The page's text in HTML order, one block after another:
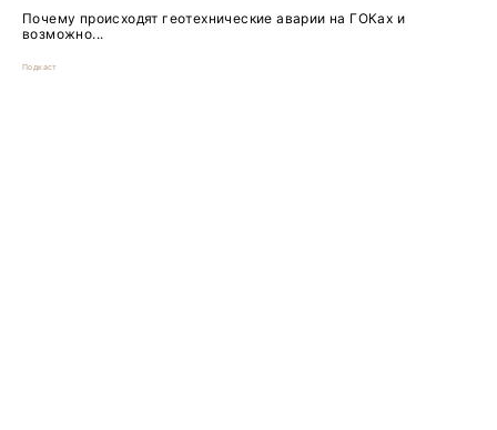
Почему происходят геотехнические аварии на ГОКах и
возможно...
Подкаст